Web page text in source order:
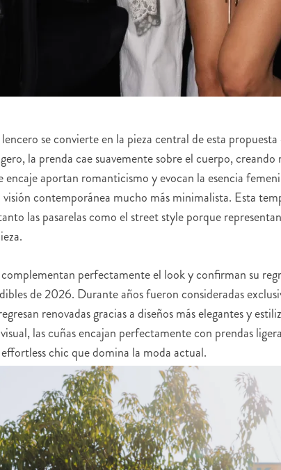
se convierte en la pieza central de esta
la prenda cae suavemente sobre el cuerpo,
encaje aportan romanticismo y evocan la esencia
visión contemporánea mucho más minimalista. Esta
las pasarelas como el street style porque
complementan perfectamente el look y confirman su
de 2026. Durante años fueron consideradas
renovadas gracias a diseños más elegantes y
las cuñas encajan perfectamente con prendas
effortless chic que domina la moda actual.